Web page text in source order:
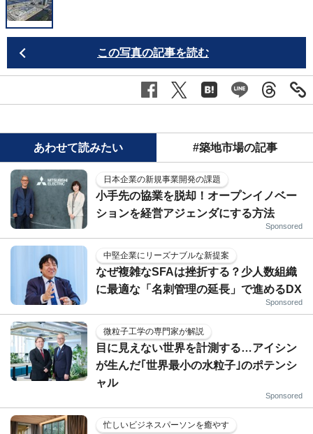
この写真の記事を読む
あわせて読みたい #築地市場の記事
日本企業の新規事業開発の課題
小手先の協業を脱却！オープンイノベー
ションを経営アジェンダにする方法
Sponsored
中堅企業にリーズナブルな新提案
なぜ複雑なSFAは挫折する？少人数組織
に最適な「名刺管理の延長」で進めるDX
Sponsored
微粒子工学の専門家が解説
目に見えない世界を計測する…アイシン
が生んだ｢世界最小の水粒子｣のポテンシ
ャル
Sponsored
忙しいビジネスパーソンを癒やす